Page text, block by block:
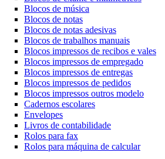
Blocos de música
Blocos de notas
Blocos de notas adesivas
Blocos de trabalhos manuais
Blocos impressos de recibos e vales
Blocos impressos de empregado
Blocos impressos de entregas
Blocos impressos de pedidos
Blocos impressos outros modelo
Cadernos escolares
Envelopes
Livros de contabilidade
Rolos para fax
Rolos para máquina de calcular